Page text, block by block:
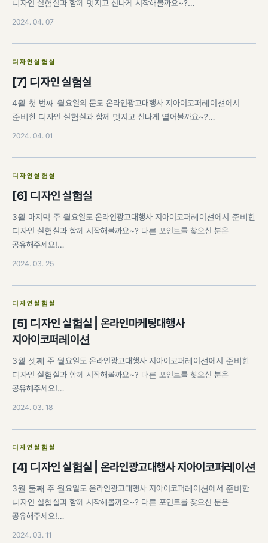
디자인 실험실과 함께 멋지고 신나게 시작해볼까요~?…
2024. 04. 07
디자인실험실
[7] 디자인 실험실
4월 첫 번째 월요일의 문도 온라인광고대행사 지아이코퍼레이션에서
준비한 디자인 실험실과 함께 멋지고 신나게 열어볼까요~?…
2024. 04. 01
디자인실험실
[6] 디자인 실험실
3월 마지막 주 월요일도 온라인광고대행사 지아이코퍼레이션에서 준비한
디자인 실험실과 함께 시작해볼까요~? 다른 포인트를 찾으신 분은
공유해주세요!…
2024. 03. 25
디자인실험실
[5] 디자인 실험실 | 온라인마케팅대행사
지아이코퍼레이션
3월 셋째 주 월요일도 온라인광고대행사 지아이코퍼레이션에서 준비한
디자인 실험실과 함께 시작해볼까요~? 다른 포인트를 찾으신 분은
공유해주세요!…
2024. 03. 18
디자인실험실
[4] 디자인 실험실 | 온라인광고대행사 지아이코퍼레이션
3월 둘째 주 월요일도 온라인광고대행사 지아이코퍼레이션에서 준비한
디자인 실험실과 함께 시작해볼까요~? 다른 포인트를 찾으신 분은
공유해주세요!…
2024. 03. 11